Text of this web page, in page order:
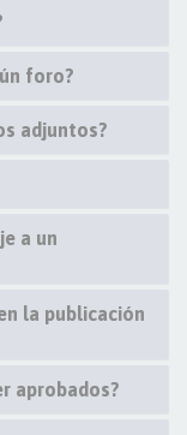
foro?
adjuntos?
a un
la publicación
aprobados?